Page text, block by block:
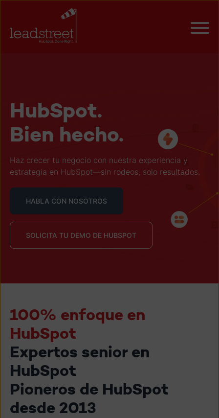
HubSpot.
Bien hecho.
Haz crecer tu negocio con nuestra experiencia y
estrategia en HubSpot—sin rodeos, solo resultados.
HABLA CON NOSOTROS
SOLICITA TU DEMO DE HUBSPOT
100% enfoque en
HubSpot
Expertos senior en
HubSpot
Pioneros de HubSpot
desde 2013